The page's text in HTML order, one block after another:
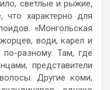
светлые и рыжие,
характерно для
«Монгольская
води, карел и
разному. Там, где
представители
Другие коми,